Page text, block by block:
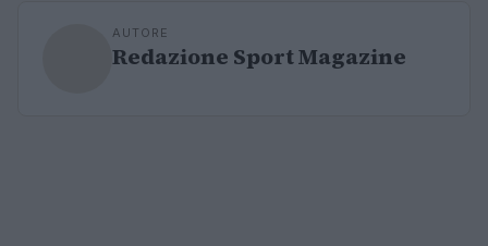
AUTORE
Redazione Sport Magazine